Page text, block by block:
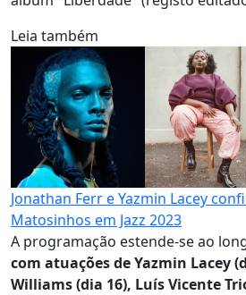
Leia também
Jonathan Ferr e Yazmin Lacey
Matosinhos em Jazz 2023
A programação estende-se ao
com atuações de Yazmin Lacey
Williams (dia 16), Luís Vicente